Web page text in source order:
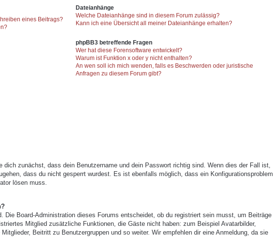
eines Beitrags?
Dateianhänge
Welche Dateianhänge sind in diesem Forum zulässig?
Kann ich eine Übersicht all meiner Dateianhänge erhalten?
phpBB3 betreffende Fragen
Wer hat diese Forensoftware entwickelt?
Warum ist Funktion x oder y nicht enthalten?
An wen soll ich mich wenden, falls es Beschwerden oder juristische
Anfragen zu diesem Forum gibt?
dich zunächst, dass dein Benutzername und dein Passwort richtig sind. Wenn dies der Fall ist,
dass du nicht gesperrt wurdest. Es ist ebenfalls möglich, dass ein Konfigurationsproblem
lösen muss.
Die Board-Administration dieses Forums entscheidet, ob du registriert sein musst, um Beiträge
Mitglied zusätzliche Funktionen, die Gäste nicht haben: zum Beispiel Avatarbilder,
Beitritt zu Benutzergruppen und so weiter. Wir empfehlen dir eine Anmeldung, da sie